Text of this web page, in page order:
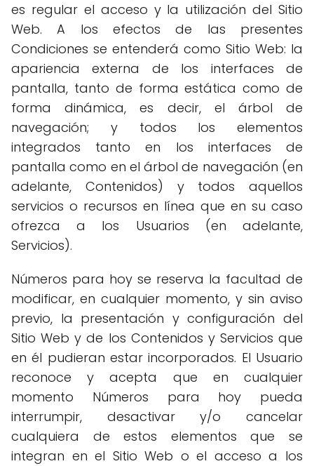
es regular el acceso y la utilización del Sitio
Web. A los efectos de las presentes
Condiciones se entenderá como Sitio Web: la
apariencia externa de los interfaces de
pantalla, tanto de forma estática como de
forma dinámica, es decir, el árbol de
navegación; y todos los elementos
integrados tanto en los interfaces de
pantalla como en el árbol de navegación (en
adelante, Contenidos) y todos aquellos
servicios o recursos en línea que en su caso
ofrezca a los Usuarios (en adelante,
Servicios).
Números para hoy se reserva la facultad de
modificar, en cualquier momento, y sin aviso
previo, la presentación y configuración del
Sitio Web y de los Contenidos y Servicios que
en él pudieran estar incorporados. El Usuario
reconoce y acepta que en cualquier
momento Números para hoy pueda
interrumpir, desactivar y/o cancelar
cualquiera de estos elementos que se
integran en el Sitio Web o el acceso a los